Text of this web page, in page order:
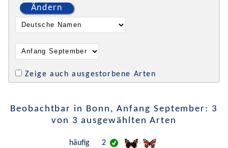
Ändern
Zeige auch ausgestorbene Arten
Beobachtbar in Bonn, Anfang September: 3
von 3 ausgewählten Arten
häufig
2